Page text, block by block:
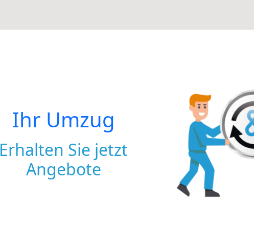
Ihr Umzug
Erhalten Sie jetzt
Angebote